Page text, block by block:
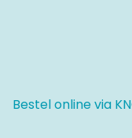
Bestel online via